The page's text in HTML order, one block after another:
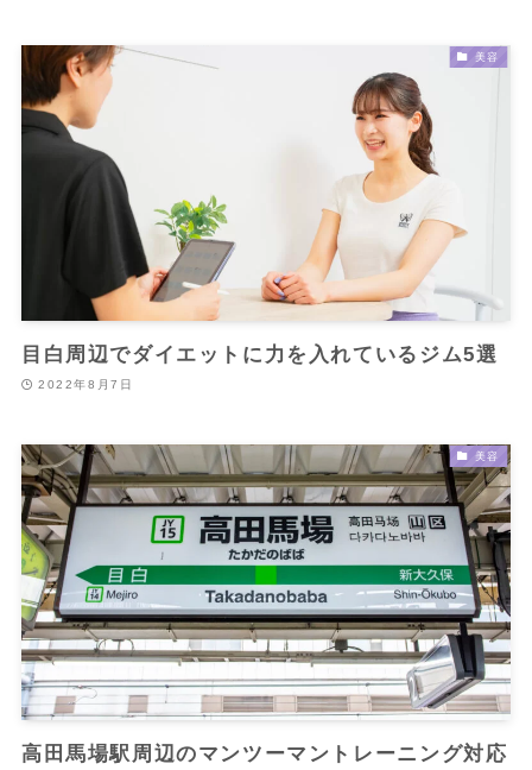
美容
目白周辺でダイエットに力を入れているジム5選
2022年8月7日
美容
高田馬場駅周辺のマンツーマントレーニング対応